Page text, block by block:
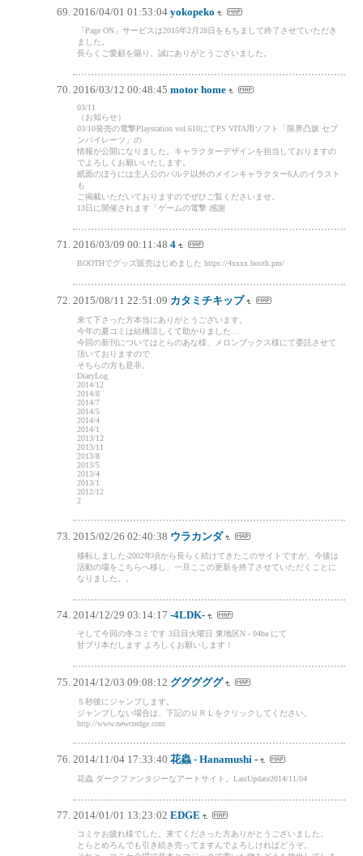
2016/04/01 01:53:04 yokopeko
「Page ON」サービスは2015年2月28日をもちまして終了させていただき
ました。
長らくご愛顧を賜り、誠にありがとうございました。
2016/03/12 00:48:45 motor home
03/11
（お知らせ）
03/10発売の電撃Playstation vol.610にてPS VITA用ソフト「限界凸旗 セブ
ンパイレーツ」の
情報が公開になりました。キャラクターデザインを担当しておりますの
でよろしくお願いいたします。
紙面のほうには主人公のパルテ以外のメインキャラクター6人のイラスト
も
ご掲載いただいておりますのでぜひご覧くださいませ。
13日に開催されます「ゲームの電撃 感謝
2016/03/09 00:11:48 4
BOOTHでグッズ販売はじめました https://4xxxx.booth.pm/
2015/08/11 22:51:09 カタミチキップ
来て下さった方本当にありがとうございます。
今年の夏コミは結構涼しくて助かりました…
今回の新刊についてはとらのあな様、メロンブックス様にて委託させて
頂いておりますので
そちらの方も是非。
DiaryLog
2014/12
2014/8
2014/7
2014/5
2014/4
2014/1
2013/12
2013/11
2013/8
2013/5
2013/4
2013/1
2012/12
2
2015/02/26 02:40:38 ウラカンダ
移転しました-2002年頃から長らく続けてきたこのサイトですが、今後は
活動の場をこちらへ移し、一旦ここの更新を終了させていただくことに
なりました。。
2014/12/29 03:14:17 -4LDK-
そして今回の冬コミです 3日目火曜日 東地区N - 04ba にて
甘ブリ本だします よろしくお願いします！
2014/12/03 09:08:12 グググググ
５秒後にジャンプします。
ジャンプしない場合は、下記のＵＲＬをクリックしてください。
http://www.newcredge.com
2014/11/04 17:33:40 花蟲 - Hanamushi -
花蟲 ダークファンタジーなアートサイト。LastUpdate2014/11/04
2014/01/01 13:23:02 EDGE
コミケお疲れ様でした。来てくださった方ありがとうございました。
とらとめろんでも引き続き売ってますんでよろしければどうぞ。